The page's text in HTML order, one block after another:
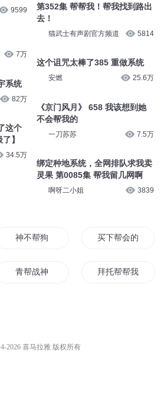
9599
7万
系统
82万
这个
】
34.5万
第352集 帮帮我！帮我找到路出
去！
猫武士有声剧官方频道 5814
这个诅咒太棒了385 重做系统
安燃 25.6万
《京门风月》 658 我该想到她
不会帮我的
一刀苏苏 7.5万
绑定种地系统，全网排队求我卖
灵果 第0085集 帮我留几网啊
啊呀二小姐 3839
神不帮狗 买下帮会的新帮
青帮战神 拜托帮帮我
2026 喜马拉雅 版权所有